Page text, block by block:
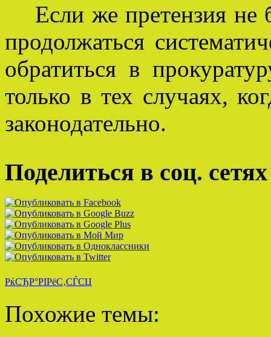
Если же претензия не
продолжаться
обратиться в
только в тех случаях,
законодательно.
Поделиться в соц. сетях
РќСЂР°РІРёС‚СЃСЏ
Похожие темы: